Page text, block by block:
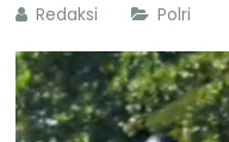
Redaksi Polri